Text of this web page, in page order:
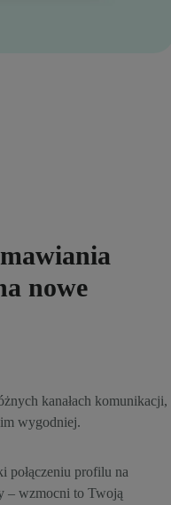
nowe
kanałach komunikacji,
wygodniej.
połączeniu profilu na
– wzmocni to Twoją